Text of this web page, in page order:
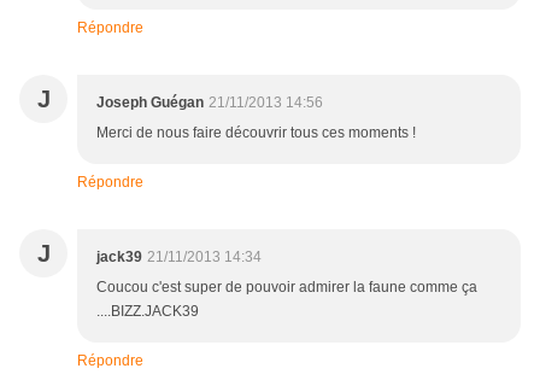
Répondre
J Joseph Guégan 21/11/2013 14:56
Merci de nous faire découvrir tous ces moments !
Répondre
J jack39 21/11/2013 14:34
Coucou c'est super de pouvoir admirer la faune comme ça
....BIZZ.JACK39
Répondre